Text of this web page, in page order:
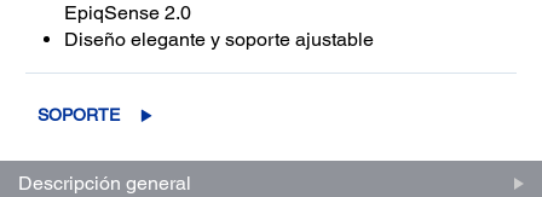
EpiqSense 2.0
Diseño elegante y soporte ajustable
SOPORTE
Descripción general